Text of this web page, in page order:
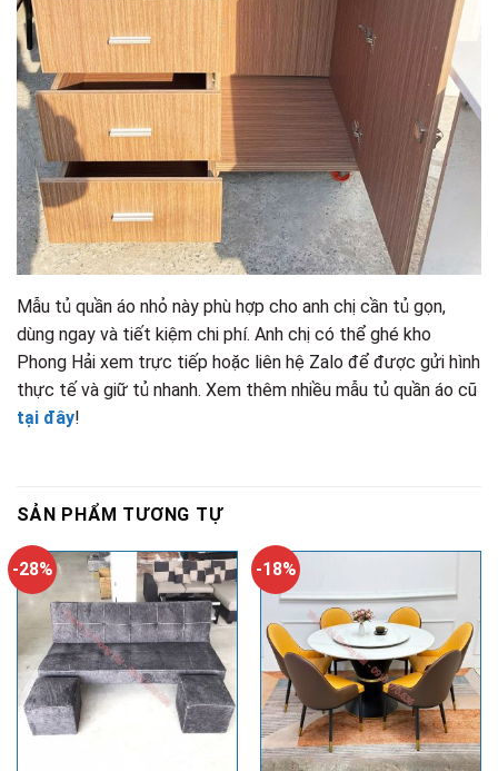
Mẫu tủ quần áo nhỏ này phù hợp cho anh chị cần tủ gọn,
dùng ngay và tiết kiệm chi phí. Anh chị có thể ghé kho
Phong Hải xem trực tiếp hoặc liên hệ Zalo để được gửi hình
thực tế và giữ tủ nhanh. Xem thêm nhiều mẫu tủ quần áo cũ
tại đây!
SẢN PHẨM TƯƠNG TỰ
-28% -18%